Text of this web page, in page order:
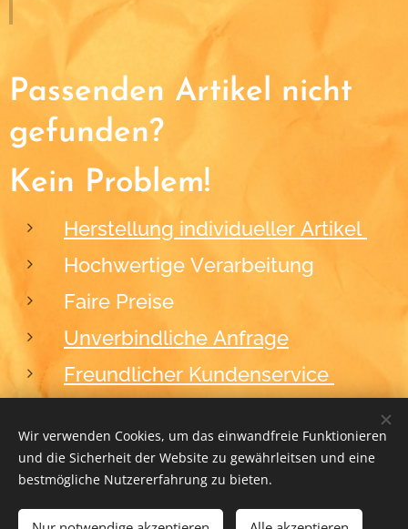
Passenden Artikel nicht
gefunden?
Kein Problem!
Herstellung individueller Artikel
Hochwertige Verarbeitung
Faire Preise
Unverbindliche Anfrage
Freundlicher Kundenservice
2012-2026BLACKFORM Cookies
Wir verwenden Cookies, um das einwandfreie Funktionieren
und die Sicherheit der Website zu gewährleitsen und eine
bestmögliche Nutzererfahrung zu bieten.